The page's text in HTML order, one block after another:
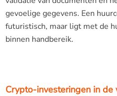
gevoelige gegevens. Een
futuristisch, maar ligt met de
binnen handbereik.
Crypto-investeringen in